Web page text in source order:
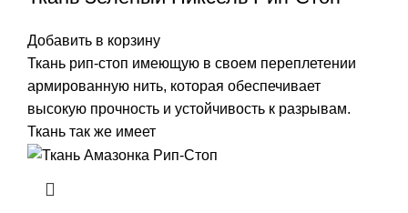
Добавить в корзину
Ткань рип-стоп имеющую в своем переплетении
армированную нить, которая обеспечивает
высокую прочность и устойчивость к разрывам.
Ткань так же имеет